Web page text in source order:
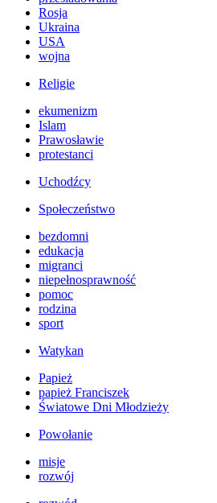
Rosja
Ukraina
USA
wojna
Religie
ekumenizm
Islam
Prawosławie
protestanci
Uchodźcy
Społeczeństwo
bezdomni
edukacja
migranci
niepełnosprawność
pomoc
rodzina
sport
Watykan
Papież
papież Franciszek
Światowe Dni Młodzieży
Powołanie
misje
rozwój